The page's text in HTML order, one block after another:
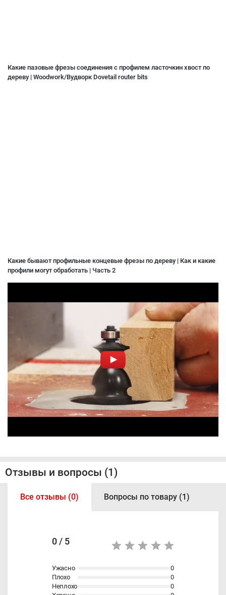
Какие пазовые фрезы соединения с профилем ласточкин хвост по
дереву | Woodwork/Вудворк Dovetail router bits
Какие бывают профильные концевые фрезы по дереву | Как и какие
профили могут обработать | Часть 2
Отзывы и вопросы (1)
Все отзывы (0) Вопросы по товару (1)
0 / 5
Ужасно
0
Плохо
0
Неплохо
0